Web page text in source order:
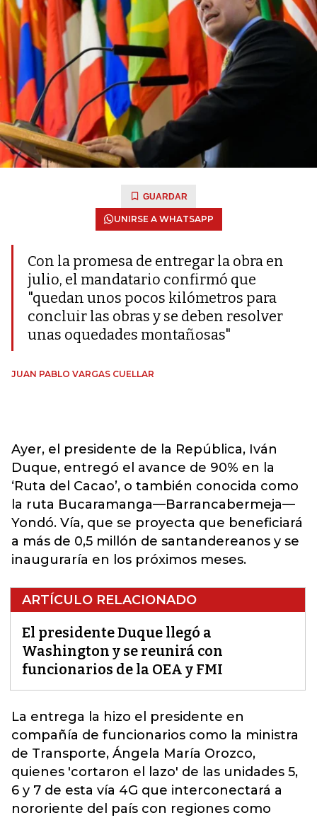
GUARDAR
UNIRSE A WHATSAPP
Con la promesa de entregar la obra en
julio, el mandatario confirmó que
"quedan unos pocos kilómetros para
concluir las obras y se deben resolver
unas oquedades montañosas"
JUAN PABLO VARGAS CUELLAR
Ayer, el presidente de la República, Iván
Duque, entregó el avance de 90% en la
‘Ruta del Cacao’, o también conocida como
la ruta Bucaramanga—Barrancabermeja—
Yondó. Vía, que se proyecta que beneficiará
a más de 0,5 millón de santandereanos y se
inauguraría en los próximos meses.
ARTÍCULO RELACIONADO
El presidente Duque llegó a
Washington y se reunirá con
funcionarios de la OEA y FMI
La entrega la hizo el presidente en
compañía de funcionarios como la ministra
de Transporte, Ángela María Orozco,
quienes 'cortaron el lazo' de las unidades 5,
6 y 7 de esta vía 4G que interconectará a
nororiente del país con regiones como